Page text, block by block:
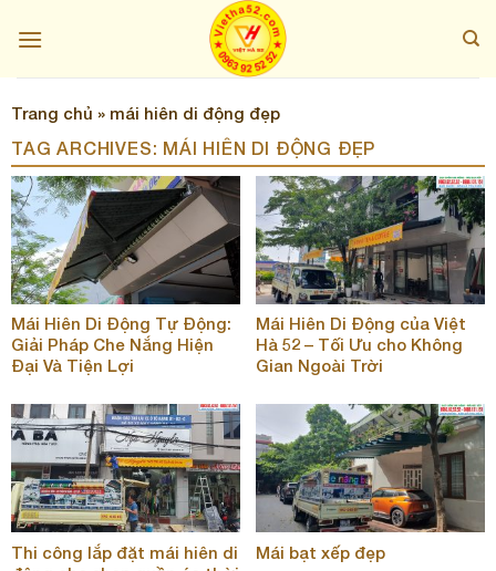
Trang chủ » mái hiên di động đẹp
TAG ARCHIVES: MÁI HIÊN DI ĐỘNG ĐẸP
Mái Hiên Di Động Tự Động:
Giải Pháp Che Nắng Hiện
Đại Và Tiện Lợi
Mái Hiên Di Động của Việt
Hà 52 – Tối Ưu cho Không
Gian Ngoài Trời
Thi công lắp đặt mái hiên di
Mái bạt xếp đẹp